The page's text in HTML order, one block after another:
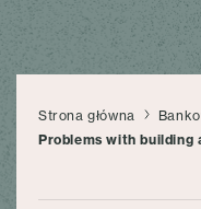
Strona główna
Problems with building